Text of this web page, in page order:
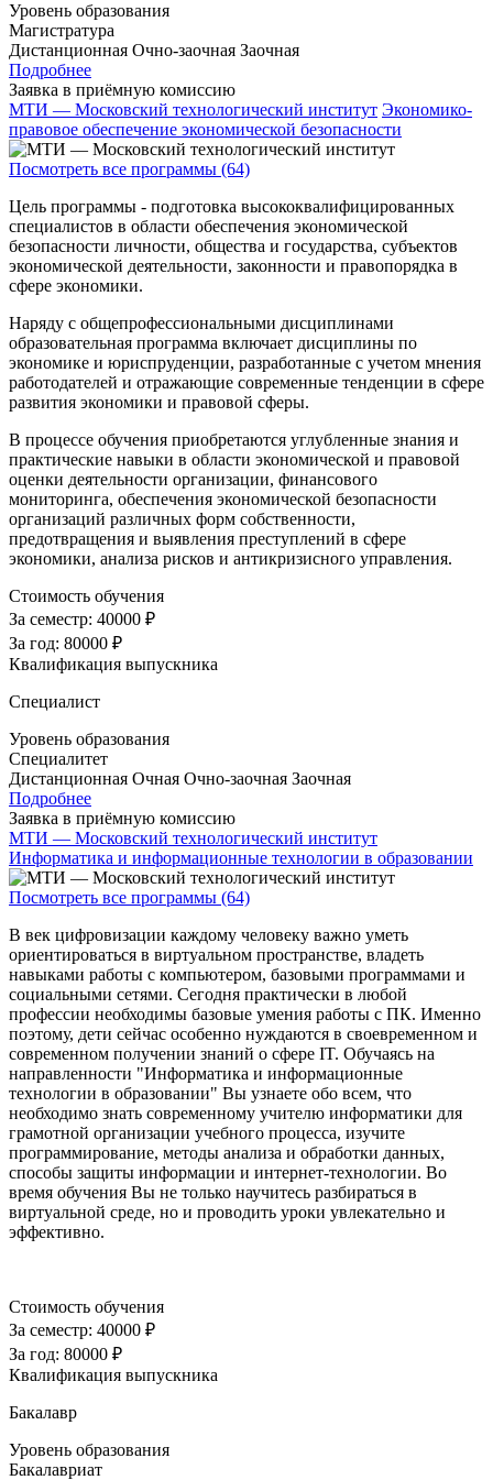
Уровень образования
Магистратура
Дистанционная Очно-заочная Заочная
Подробнее
Заявка в приёмную комиссию
МТИ — Московский технологический институт Экономико-
правовое обеспечение экономической безопасности
Посмотреть все программы (64)
Цель программы - подготовка высококвалифицированных
специалистов в области обеспечения экономической
безопасности личности, общества и государства, субъектов
экономической деятельности, законности и правопорядка в
сфере экономики.
Наряду с общепрофессиональными дисциплинами
образовательная программа включает дисциплины по
экономике и юриспруденции, разработанные с учетом мнения
работодателей и отражающие современные тенденции в сфере
развития экономики и правовой сферы.
В процессе обучения приобретаются углубленные знания и
практические навыки в области экономической и правовой
оценки деятельности организации, финансового
мониторинга, обеспечения экономической безопасности
организаций различных форм собственности,
предотвращения и выявления преступлений в сфере
экономики, анализа рисков и антикризисного управления.
Стоимость обучения
За семестр: 40000 ₽
За год: 80000 ₽
Квалификация выпускника
Специалист
Уровень образования
Специалитет
Дистанционная Очная Очно-заочная Заочная
Подробнее
Заявка в приёмную комиссию
МТИ — Московский технологический институт
Информатика и информационные технологии в образовании
Посмотреть все программы (64)
В век цифровизации каждому человеку важно уметь
ориентироваться в виртуальном пространстве, владеть
навыками работы с компьютером, базовыми программами и
социальными сетями. Сегодня практически в любой
профессии необходимы базовые умения работы с ПК. Именно
поэтому, дети сейчас особенно нуждаются в своевременном и
современном получении знаний о сфере IT. Обучаясь на
направленности "Информатика и информационные
технологии в образовании" Вы узнаете обо всем, что
необходимо знать современному учителю информатики для
грамотной организации учебного процесса, изучите
программирование, методы анализа и обработки данных,
способы защиты информации и интернет-технологии. Во
время обучения Вы не только научитесь разбираться в
виртуальной среде, но и проводить уроки увлекательно и
эффективно.
Стоимость обучения
За семестр: 40000 ₽
За год: 80000 ₽
Квалификация выпускника
Бакалавр
Уровень образования
Бакалавриат